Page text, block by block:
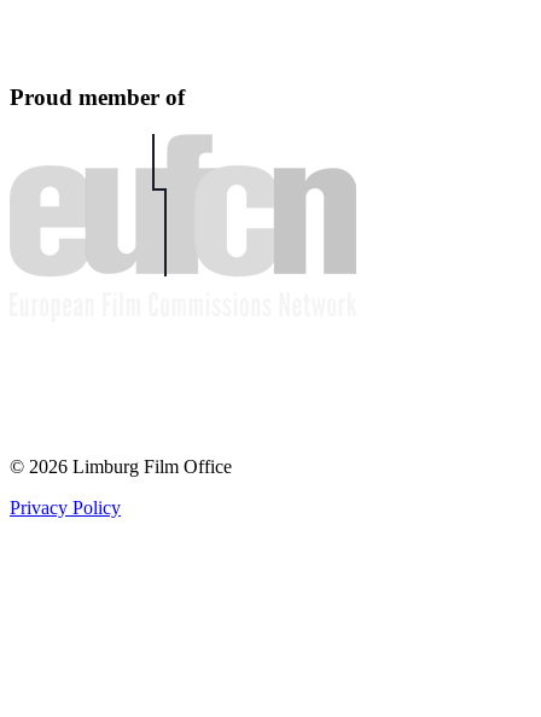
Proud member of
© 2026 Limburg Film Office
Privacy Policy